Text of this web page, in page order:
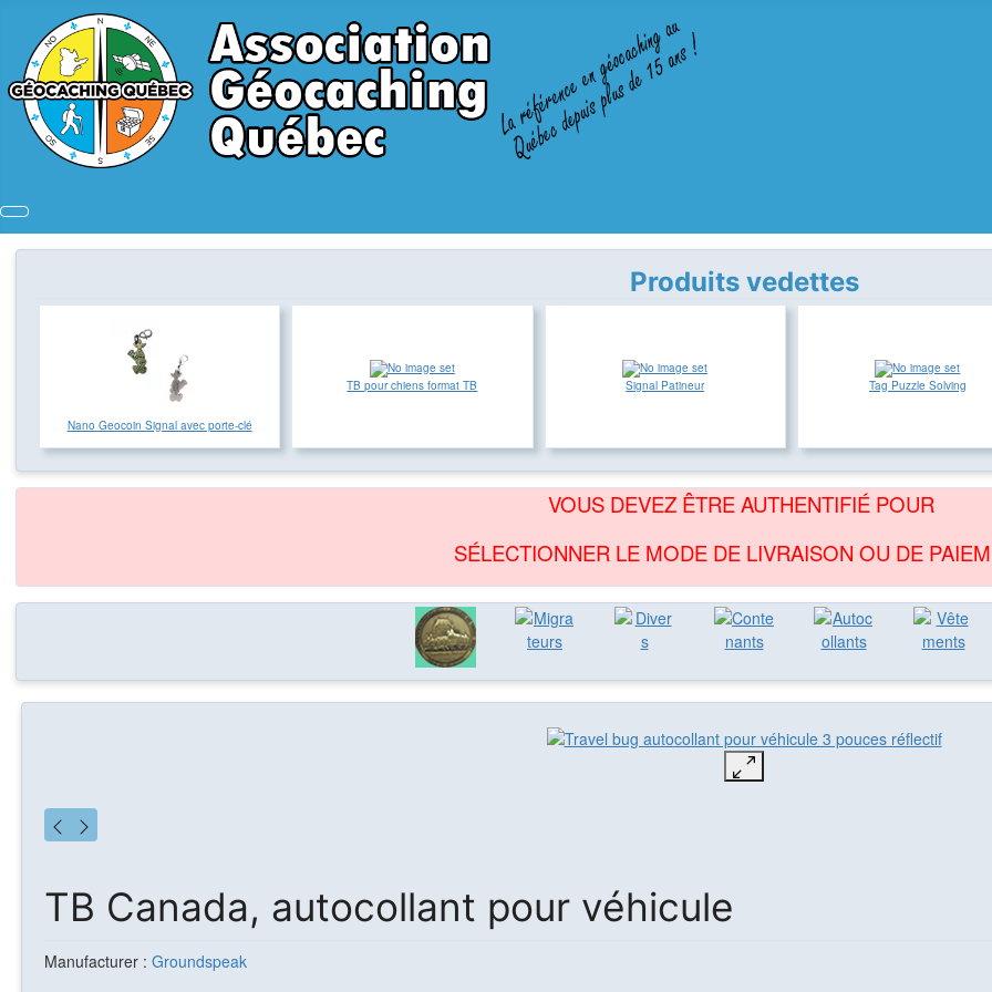
Produits vedettes
Nano Geocoin Signal avec porte-clé
TB pour chiens format TB Signal Patineur Tag Puzzle Solving
VOUS DEVEZ ÊTRE AUTHENTIFIÉ POUR
SÉLECTIONNER LE MODE DE LIVRAISON OU DE
TB Canada, autocollant pour véhicule
Manufacturer : Groundspeak